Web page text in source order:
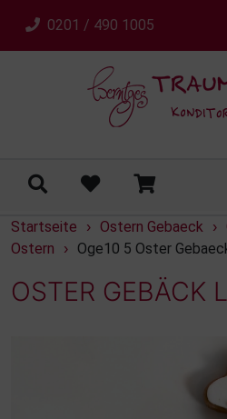
0201 / 490 1005
Startseite › Ostern Gebaeck ›
Ostern
› Oge10 5 Oster
OSTER GEBÄCK